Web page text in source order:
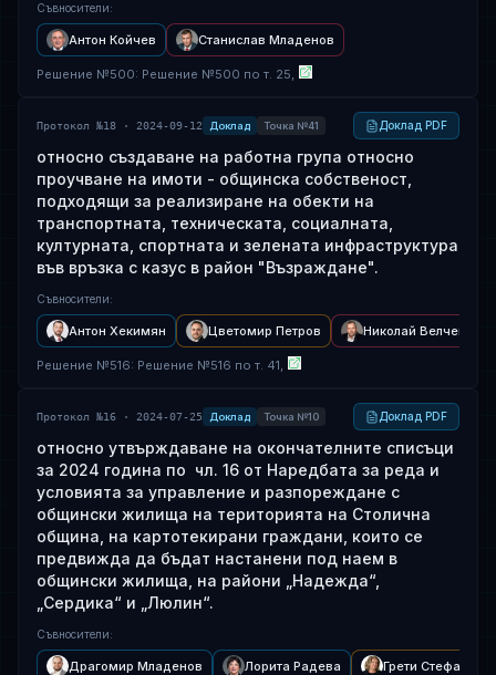
Съвносители:
Антон Койчев Станислав Младенов
Решение №500: Решение №500 по т. 25,
Протокол №18 · 2024-09-12 Доклад Точка №41 Доклад PDF
относно създаване на работна група относно
проучване на имоти - общинска собственост,
подходящи за реализиране на обекти на
транспортната, техническата, социалната,
културната, спортната и зелената инфраструктура
във връзка с казус в район "Възраждане".
Съвносители:
Антон Хекимян Цветомир Петров Николай Велчев
Решение №516: Решение №516 по т. 41,
Протокол №16 · 2024-07-25 Доклад Точка №10 Доклад PDF
относно утвърждаване на окончателните списъци
за 2024 година по чл. 16 от Наредбата за реда и
условията за управление и разпореждане с
общински жилища на територията на Столична
община, на картотекирани граждани, които се
предвижда да бъдат настанени под наем в
общински жилища, на райони „Надежда“,
„Сердика“ и „Люлин“.
Съвносители:
Драгомир Младенов Лорита Радева Грети Стефанова